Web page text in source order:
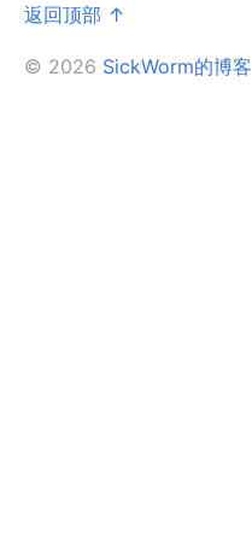
返回顶部 ↑
© 2026 SickWorm的博客